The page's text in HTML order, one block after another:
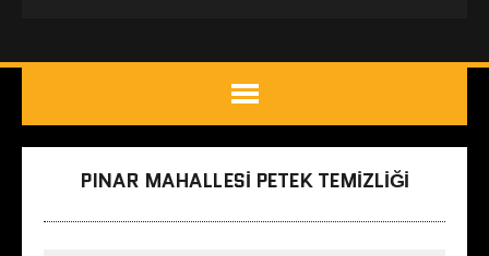
PINAR MAHALLESI PETEK TEMIZLIĞI